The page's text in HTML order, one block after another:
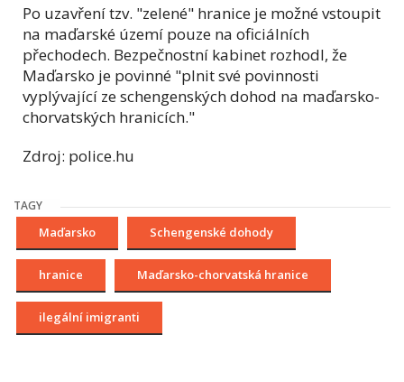
Po uzavření tzv. "zelené" hranice je možné vstoupit
na maďarské území pouze na oficiálních
přechodech. Bezpečnostní kabinet rozhodl, že
Maďarsko je povinné "plnit své povinnosti
vyplývající ze schengenských dohod na maďarsko-
chorvatských hranicích."
Zdroj: police.hu
TAGY
Maďarsko Schengenské dohody
hranice Maďarsko-chorvatská hranice
ilegální imigranti